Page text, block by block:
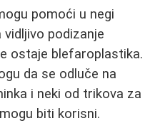
pomoći u negi
podizanje
ostaje blefaroplastika.
da se odluče na
i neki od trikova za
biti korisni.